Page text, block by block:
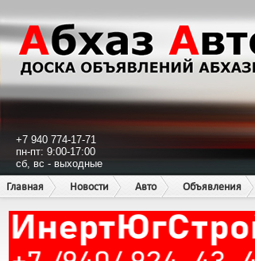
+7 940 774-17-71
пн-пт: 9:00-17:00
сб, вс - выходные
Главная
Новости Авто Объявления